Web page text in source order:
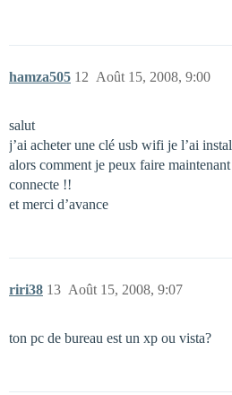
hamza505 Août 15, 2008, 9:00
12
salut
j’ai acheter une clé usb wifi je l’ai
alors comment je peux faire
connecte !!
et merci d’avance
riri38 Août 15, 2008, 9:07
13
ton pc de bureau est un xp ou vista?